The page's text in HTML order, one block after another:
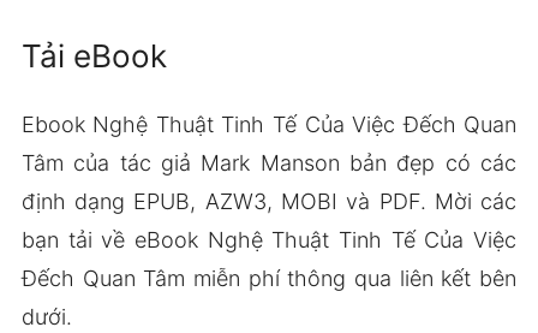
Tải eBook
Ebook Nghệ Thuật Tinh Tế Của Việc Đếch Quan
Tâm của tác giả Mark Manson bản đẹp có các
định dạng EPUB, AZW3, MOBI và PDF. Mời các
bạn tải về eBook Nghệ Thuật Tinh Tế Của Việc
Đếch Quan Tâm miễn phí thông qua liên kết bên
dưới.